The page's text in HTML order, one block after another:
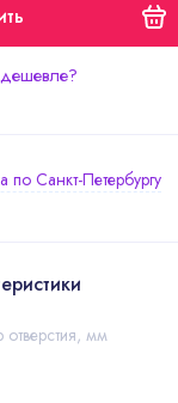
по Санкт-Петербургу
отверстия, мм